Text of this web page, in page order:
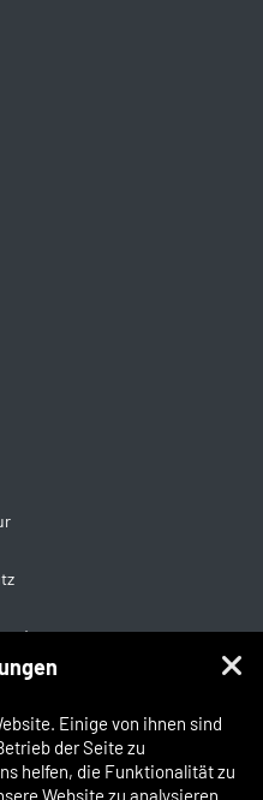
Einige von ihnen sind
der Seite zu
helfen, die Funktionalität zu